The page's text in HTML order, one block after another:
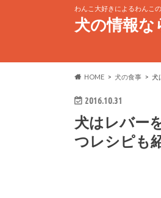
わんこ大好きによるわんこ
犬の情報な
HOME 犬の食事 犬
2016.10.31
犬はレバー
つレシピも